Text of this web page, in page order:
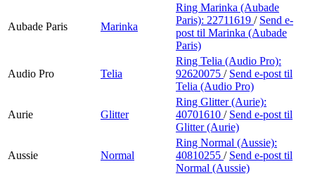
Aubade Paris Marinka
Ring Marinka (Aubade
Paris): 22711619 / Send e-
post til Marinka (Aubade
Paris)
Audio Pro Telia
Ring Telia (Audio Pro):
92620075 / Send e-post til
Telia (Audio Pro)
Aurie Glitter
Ring Glitter (Aurie):
40701610 / Send e-post til
Glitter (Aurie)
Aussie Normal
Ring Normal (Aussie):
40810255 / Send e-post til
Normal (Aussie)